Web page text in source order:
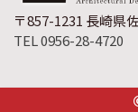
〒857-1231 長崎県
TEL 0956-28-4720